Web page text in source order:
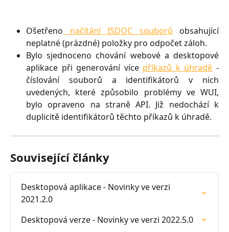
Ošetřeno načítání ISDOC souborů obsahující
neplatné (prázdné) položky pro odpočet záloh.
Bylo sjednoceno chování webové a desktopové
aplikace při generování více příkazů k úhradě -
číslování souborů a identifikátorů v nich
uvedených, které způsobilo problémy ve WUI,
bylo opraveno na straně API. Již nedochází k
duplicitě identifikátorů těchto příkazů k úhradě.
Související články
Desktopová aplikace - Novinky ve verzi
2021.2.0
Desktopová verze - Novinky ve verzi 2022.5.0